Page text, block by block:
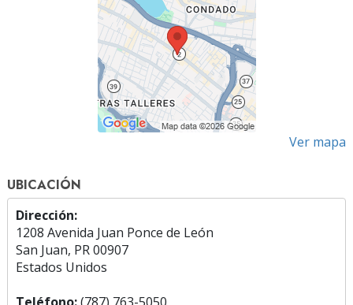
Ver mapa
UBICACIÓN
Dirección:
1208 Avenida Juan Ponce de León
San Juan, PR 00907
Estados Unidos